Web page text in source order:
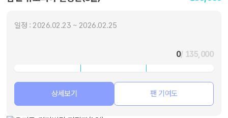
일정 : 2026.02.23 ~ 2026.02.25
0/ 135,000
상세보기 팬 기여도